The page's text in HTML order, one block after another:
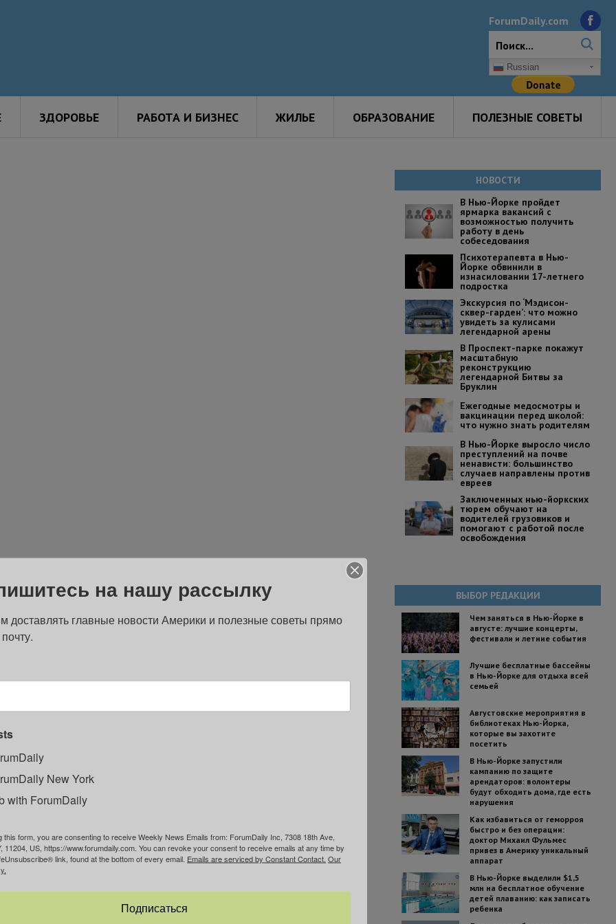
ForumDaily.com
Russian
ЗДОРОВЬЕ РАБОТА И БИЗНЕС ЖИЛЬЕ ОБРАЗОВАНИЕ ПОЛЕЗНЫЕ СОВЕТЫ
НОВОСТИ
В Нью-Йорке пройдет
ярмарка вакансий с
возможностью получить
работу в день
собеседования
Психотерапевта в Нью-
Йорке обвинили в
изнасиловании 17-летнего
подростка
Экскурсия по ‘Мэдисон-
сквер-гарден’: что можно
увидеть за кулисами
легендарной арены
В Проспект-парке покажут
масштабную
реконструкцию
легендарной Битвы за
Бруклин
Ежегодные медосмотры и
вакцинации перед школой:
что нужно знать родителям
В Нью-Йорке выросло число
преступлений на почве
ненависти: большинство
случаев направлены против
евреев
Заключенных нью-йоркских
тюрем обучают на
водителей грузовиков и
помогают с работой после
освобождения
ВЫБОР РЕДАКЦИИ
Чем заняться в Нью-Йорке в
августе: лучшие концерты,
фестивали и летние события
Лучшие бесплатные бассейны
в Нью-Йорке для отдыха всей
семьей
Августовские мероприятия в
библиотеках Нью-Йорка,
которые вы захотите
посетить
В Нью-Йорке запустили
кампанию по защите
арендаторов: волонтеры
будут обходить дома, где есть
нарушения
Как избавиться от геморроя
быстро и без операции:
доктор Михаил Фульмес
привез в Америку уникальный
аппарат
В Нью-Йорке выделили $1,5
млн на бесплатное обучение
детей плаванию: как записать
ребенка
на нашу рассылку
доставлять главные новости Америки и полезные советы прямо
New York
with ForumDaily
this form, you are consenting to receive Weekly News Emails from: ForumDaily Inc, 7308 18th Ave,
11204, US, https://www.forumdaily.com. You can revoke your consent to receive emails at any time by
link, found at the bottom of every email. Emails are serviced by Constant Contact. Our
Подписаться